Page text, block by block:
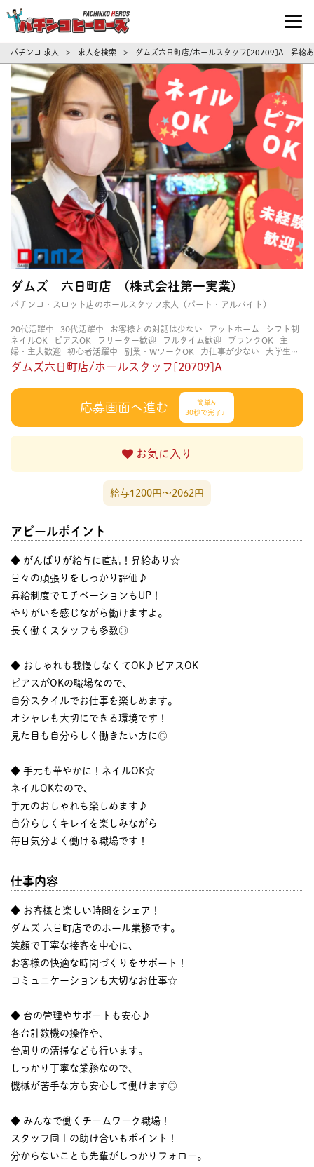
パチンコ求人・転職ならパチンコヒーロ
パチンコ 求人 > 求人を検索 > ダムズ六日町店/ホールスタッフ[20709]A｜昇給
ダムズ 六日町店 (株式会社第一実業)
パチンコ・スロット店のホールスタッフ求人（パート・アルバイト）
20代活躍中 30代活躍中 お客様との対話は少ない アットホーム
シフト制
ネイルOK
ピアスOK フリーター歓迎 フルタイム歓迎 ブランクOK
主
婦・主夫歓迎
初心者活躍中 副業・WワークOK 力仕事が少ない
大学生歓
迎
平日のみOK 扶養内勤務OK 未経験・初心者OK 知識・経験不要
あり
立ち仕事 経験者・有資格者歓迎 自分の都合に合わせやすい
ダムズ六日町店/ホールスタッフ[20709]A
応募画面へ進む
簡単&
30秒で完了♩
お気に入り
給与1200円〜2062円
アピールポイント
◆ がんばりが給与に直結！昇給あり☆
日々の頑張りをしっかり評価♪
昇給制度でモチベーションもUP！
やりがいを感じながら働けますよ。
長く働くスタッフも多数◎
◆ おしゃれも我慢しなくてOK♪ピアスOK
ピアスがOKの職場なので、
自分スタイルでお仕事を楽しめます。
オシャレも大切にできる環境です！
見た目も自分らしく働きたい方に◎
◆ 手元も華やかに！ネイルOK☆
ネイルOKなので、
手元のおしゃれも楽しめます♪
自分らしくキレイを楽しみながら
毎日気分よく働ける職場です！
仕事内容
◆ お客様と楽しい時間をシェア！
ダムズ 六日町店でのホール業務です。
笑顔で丁寧な接客を中心に、
お客様の快適な時間づくりをサポート！
コミュニケーションも大切なお仕事☆
◆ 台の管理やサポートも安心♪
各台計数機の操作や、
台周りの清掃なども行います。
しっかり丁寧な業務なので、
機械が苦手な方も安心して働けます◎
◆ みんなで働くチームワーク職場！
スタッフ同士の助け合いもポイント！
分からないことも先輩がしっかりフォロー。